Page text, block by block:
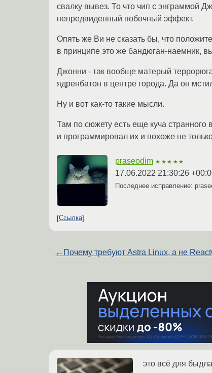
свалку вывез. То что чип с энграммой
непредвиденный побочный эффект.
Опять же Ви не сказать бы, что
в принципе это же бандюган-наемник,
Джонни - так вообще матерый
ядренбатон в центре города. Да он
Ну и вот как-то такие мысли.
Там по сюжету есть еще куча
и программировал их и похоже не
praseodim ★★★★★
17.06.2022 21:30:26
Последнее исправление:
Ссылка
← Почему требуют Astra Linux, а не
это всё для быдла